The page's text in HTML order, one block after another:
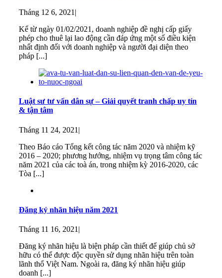
Tháng 12 6, 2021 |
Kể từ ngày 01/02/2021, doanh nghiệp đề nghị cấp giấy
phép cho thuê lại lao động cần đáp ứng một số điều kiện
nhất định đối với doanh nghiệp và người đại diện theo
pháp [...]
Luật sư tư vấn dân sự – Giải quyết tranh chấp uy tín
& tận tâm
Tháng 11 24, 2021 |
Theo Báo cáo Tổng kết công tác năm 2020 và nhiệm kỹ
2016 – 2020; phương hướng, nhiệm vụ trọng tâm công tác
năm 2021 của các toà án, trong nhiệm kỳ 2016-2020, các
Tòa [...]
Đăng ký nhãn hiệu năm 2021
Tháng 11 16, 2021 |
Đăng ký nhãn hiệu là biện pháp cần thiết để giúp chủ sở
hữu có thể được độc quyền sử dụng nhãn hiệu trên toàn
lãnh thổ Việt Nam. Ngoài ra, đăng ký nhãn hiệu giúp
doanh [...]